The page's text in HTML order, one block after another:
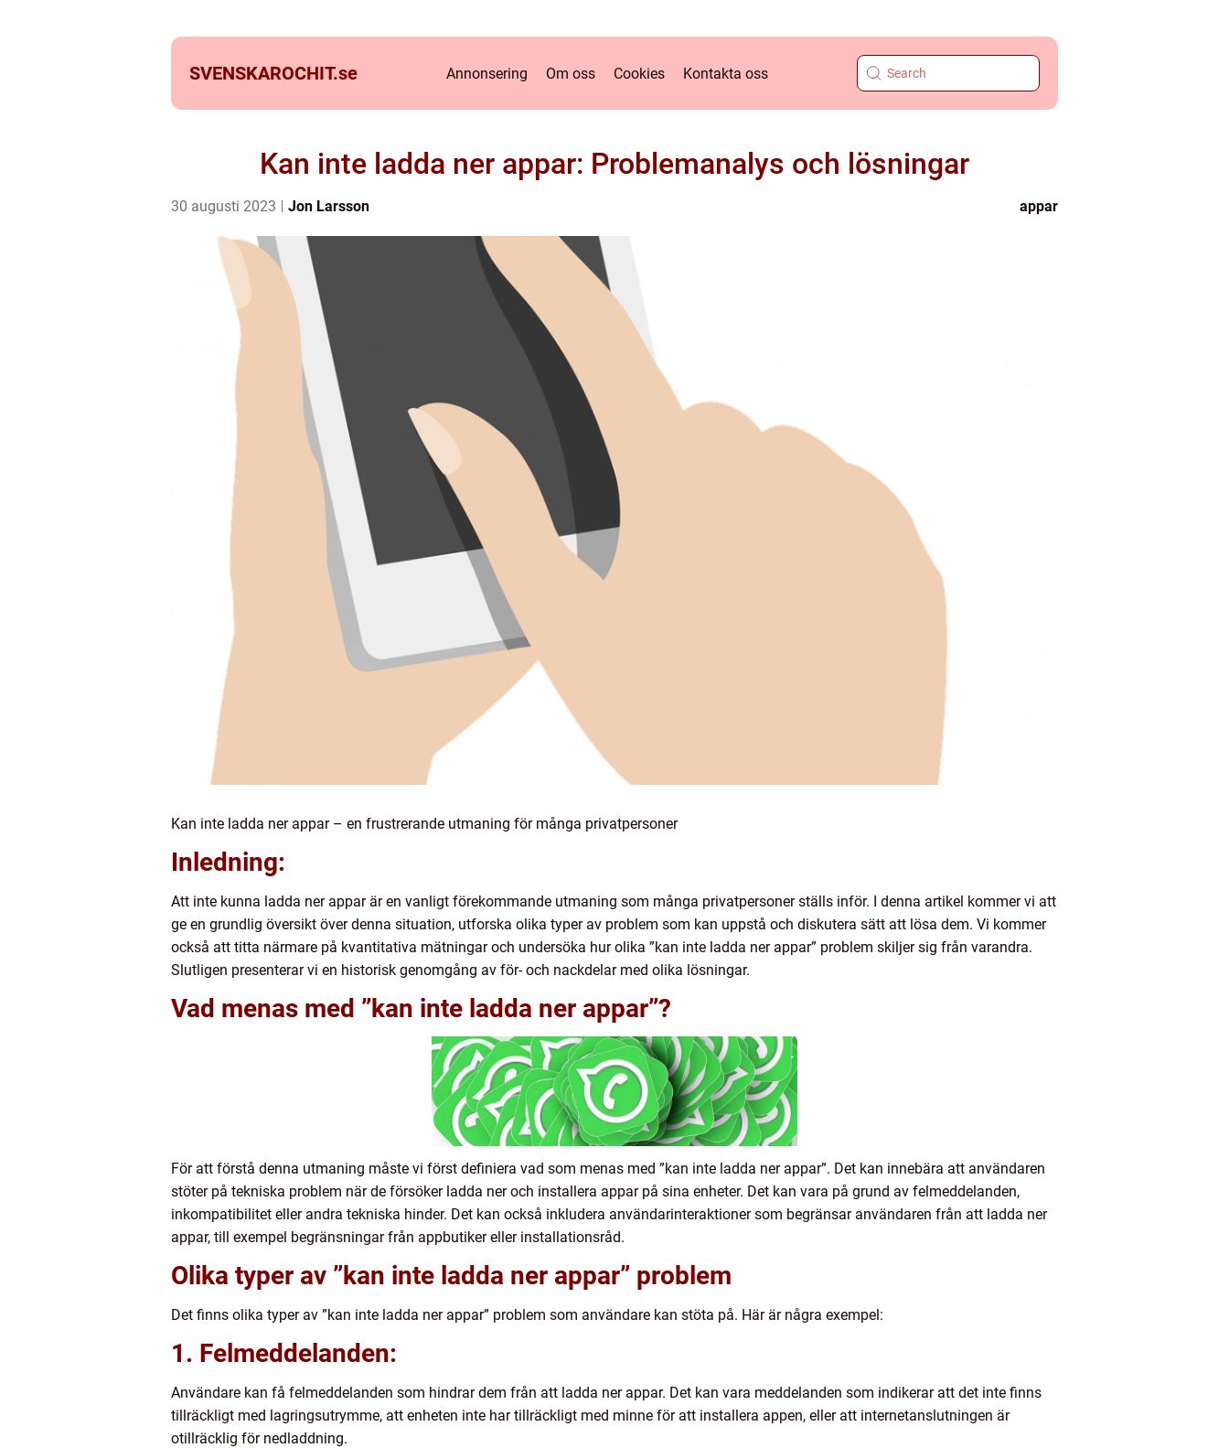
SVENSKAROCHIT.se Annonsering Om oss Cookies Kontakta oss
Kan inte ladda ner appar: Problemanalys och lösningar
30 augusti 2023 Jon Larsson appar
Kan inte ladda ner appar – en frustrerande utmaning för många privatpersoner
Inledning:
Att inte kunna ladda ner appar är en vanligt förekommande utmaning som många privatpersoner ställs inför. I denna artikel kommer vi att
ge en grundlig översikt över denna situation, utforska olika typer av problem som kan uppstå och diskutera sätt att lösa dem. Vi kommer
också att titta närmare på kvantitativa mätningar och undersöka hur olika ”kan inte ladda ner appar” problem skiljer sig från varandra.
Slutligen presenterar vi en historisk genomgång av för- och nackdelar med olika lösningar.
Vad menas med ”kan inte ladda ner appar”?
För att förstå denna utmaning måste vi först definiera vad som menas med ”kan inte ladda ner appar”. Det kan innebära att användaren
stöter på tekniska problem när de försöker ladda ner och installera appar på sina enheter. Det kan vara på grund av felmeddelanden,
inkompatibilitet eller andra tekniska hinder. Det kan också inkludera användarinteraktioner som begränsar användaren från att ladda ner
appar, till exempel begränsningar från appbutiker eller installationsråd.
Olika typer av ”kan inte ladda ner appar” problem
Det finns olika typer av ”kan inte ladda ner appar” problem som användare kan stöta på. Här är några exempel:
1. Felmeddelanden:
Användare kan få felmeddelanden som hindrar dem från att ladda ner appar. Det kan vara meddelanden som indikerar att det inte finns
tillräckligt med lagringsutrymme, att enheten inte har tillräckligt med minne för att installera appen, eller att internetanslutningen är
otillräcklig för nedladdning.